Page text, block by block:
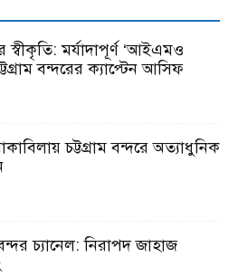
মর্যাদাপূর্ণ ‘আইএমও
বন্দরের ক্যাপ্টেন আসিফ
চট্টগ্রাম বন্দরে অত্যাধুনিক
চ্যানেল: নিরাপদ জাহাজ